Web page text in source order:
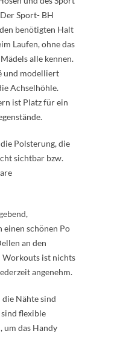
Sport- BH
benötigten Halt
Laufen, ohne das
alle kennen.
und modelliert
Achselhöhle.
ist Platz für ein
Polsterung, die
sichtbar bzw.
schönen Po
an den
Workouts ist nichts
angenehm.
Nähte sind
flexible
um das Handy